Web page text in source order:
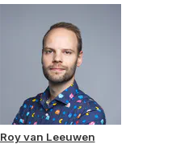
Roy van Leeuwen